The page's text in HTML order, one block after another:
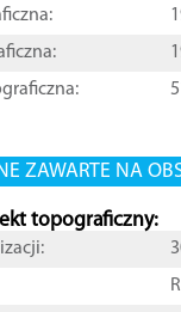
ZAWARTE NA
topograficzny: